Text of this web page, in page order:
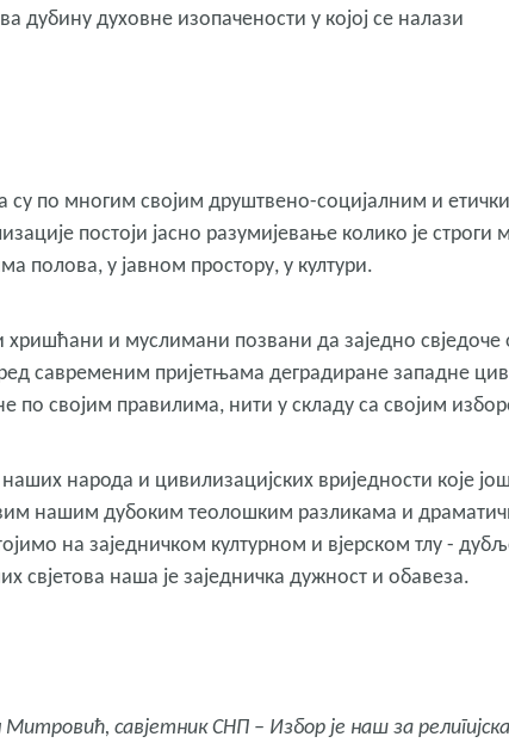
духовне изопачености у којој се налази
су по многим својим друштвено-социјалним и
постоји јасно разумијевање колико је строги
полова, у јавном простору, у култури.
хришћани и муслимани позвани да заједно свједоче
савременим пријетњама деградиране западне
по својим правилима, нити у складу са својим
народа и цивилизацијских вриједности које
нашим дубоким теолошким разликама и
на заједничком културном и вјерском тлу -
свјетова наша је заједничка дужност и обавеза.
савјетник СНП – Избор је наш за